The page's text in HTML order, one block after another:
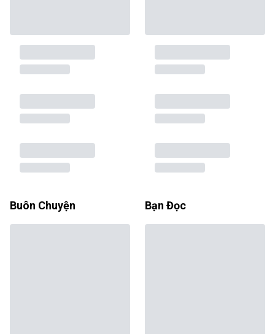
Buôn Chuyện Bạn Đọc